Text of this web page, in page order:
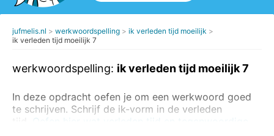
jufmelis.nl werkwoordspelling
ik verleden tijd moeilijk
ik verleden tijd moeilijk 7
werkwoordspelling: ik verleden tijd moeilijk 7
In deze opdracht oefen je om een werkwoord goed
te schrijven. Schrijf de ik-vorm in de verleden
Oefen hier wat verleden tijd en tegenwoordige